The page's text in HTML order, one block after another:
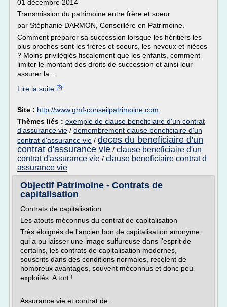
01 décembre 2014
Transmission du patrimoine entre frère et soeur
par Stéphanie DARMON, Conseillère en Patrimoine.
Comment préparer sa succession lorsque les héritiers les
plus proches sont les frères et soeurs, les neveux et nièces
? Moins privilégiés fiscalement que les enfants, comment
limiter le montant des droits de succession et ainsi leur
assurer la...
Lire la suite
Site : http://www.gmf-conseilpatrimoine.com
Thèmes liés : exemple de clause beneficiaire d'un contrat
d'assurance vie / demembrement clause beneficiaire d'un
contrat d'assurance vie / deces du beneficiaire d'un
contrat d'assurance vie / clause beneficiaire d'un
contrat d'assurance vie / clause beneficiaire contrat d
assurance vie
Objectif Patrimoine - Contrats de
capitalisation
Contrats de capitalisation
Les atouts méconnus du contrat de capitalisation
Très éloignés de l'ancien bon de capitalisation anonyme,
qui a pu laisser une image sulfureuse dans l'esprit de
certains, les contrats de capitalisation modernes,
souscrits dans des conditions normales, recèlent de
nombreux avantages, souvent méconnus et donc peu
exploités. A tort !
Assurance vie et contrat de...